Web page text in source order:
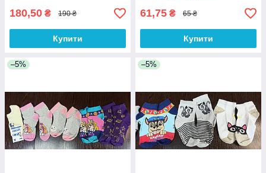
180,50 ₴ 190 ₴
Купити
61,75 ₴ 65 ₴
Купити
–5% –5%